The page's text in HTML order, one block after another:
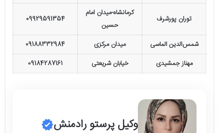
توران پورشرف
کرمانشاه-میدان امام
حسین
09929591354
شمس‌الدین الماسی میدان مرکزی
09188332984
مهناز جمشیدی
خیابان شریعتی 09184287161
وکیل پرستو رادمنش